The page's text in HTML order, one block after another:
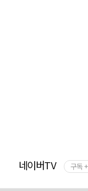
네이버TV 구독 +